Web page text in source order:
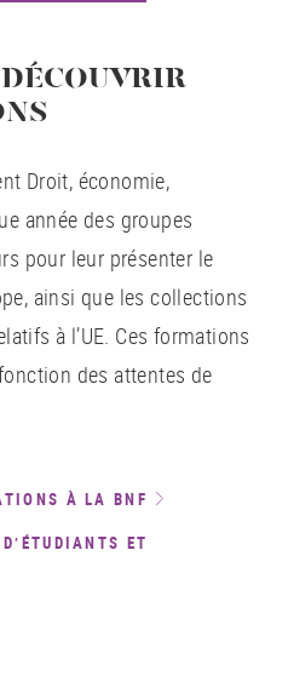
Droit, économie,
année des groupes
pour leur présenter le
ainsi que les collections
à l’UE. Ces formations
des attentes de
À LA BNF
ET